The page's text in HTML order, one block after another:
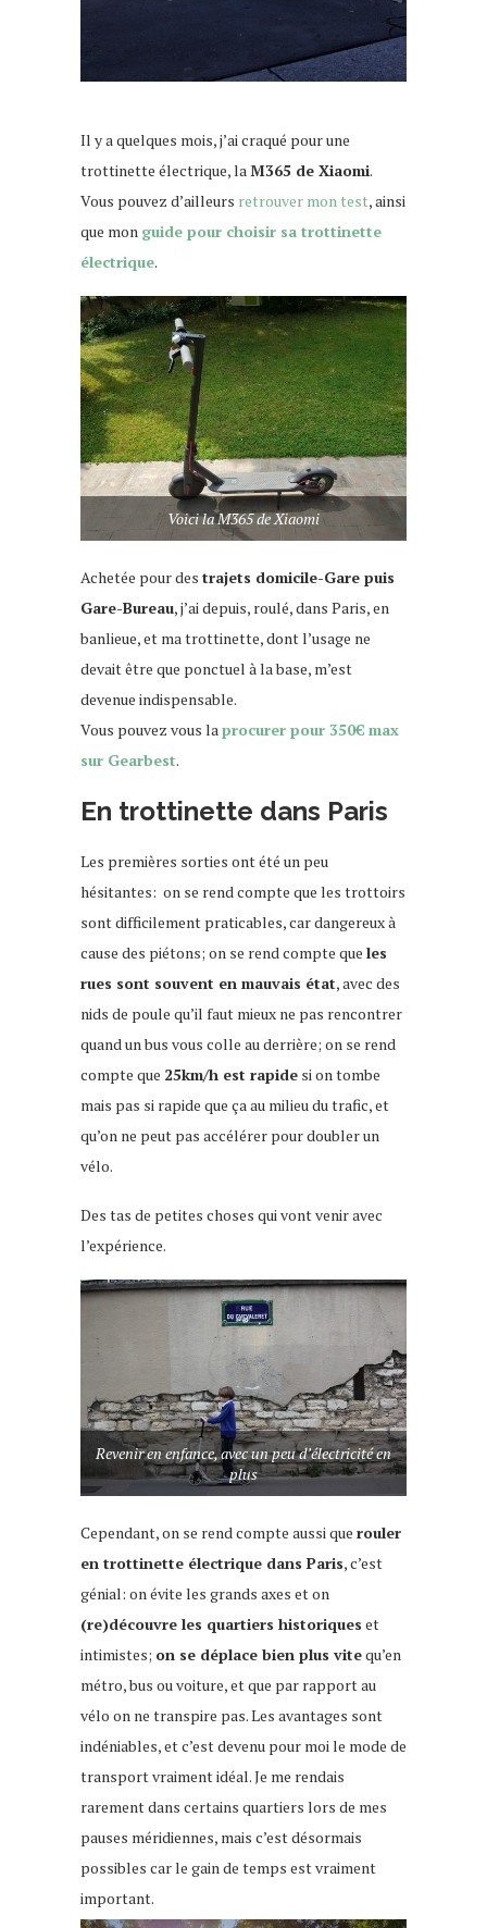
Il y a quelques mois, j’ai craqué pour une
trottinette électrique, la M365 de Xiaomi.
Vous pouvez d’ailleurs retrouver mon test, ainsi
que mon guide pour choisir sa trottinette
électrique.
Voici la M365 de Xiaomi
Achetée pour des trajets domicile-Gare puis
Gare-Bureau, j’ai depuis, roulé, dans Paris, en
banlieue, et ma trottinette, dont l’usage ne
devait être que ponctuel à la base, m’est
devenue indispensable.
Vous pouvez vous laprocurer pour 350€ max
sur Gearbest.
En trottinette dans Paris
Les premières sorties ont été un peu
hésitantes: on se rend compte que les trottoirs
sont difficilement praticables, car dangereux à
cause des piétons; on se rend compte que les
rues sont souvent en mauvais état, avec des
nids de poule qu’il faut mieux ne pas rencontrer
quand un bus vous colle au derrière; on se rend
compte que 25km/h est rapide si on tombe
mais pas si rapide que ça au milieu du trafic, et
qu’on ne peut pas accélérer pour doubler un
vélo.
Des tas de petites choses qui vont venir avec
l’expérience.
Revenir en enfance, avec un peu d’électricité en
plus
Cependant, on se rend compte aussi que rouler
en trottinette électrique dans Paris, c’est
génial: on évite les grands axes et on
(re)découvre les quartiers historiques et
intimistes; on se déplace bien plus vitequ’en
métro, bus ou voiture, et que par rapport au
vélo on ne transpire pas. Les avantages sont
indéniables, et c’est devenu pour moi le mode de
transport vraiment idéal. Je me rendais
rarement dans certains quartiers lors de mes
pauses méridiennes, mais c’est désormais
possibles car le gain de temps est vraiment
important.